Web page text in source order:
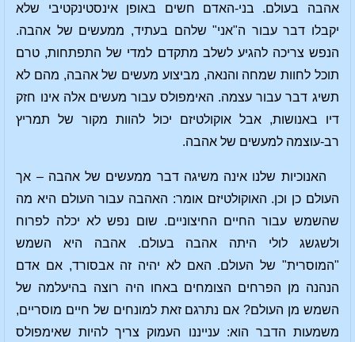
אהבה בעולם. בני-האדם חשים באופן אינסטינקטיבי שלא
יקבלו דבר עבור ה"אני" שלהם בעתיד, ממעשים של אהבה.
הנפש צריכה להגיע לשלב מתקדם למדי של התפתחות, טרם
תוכל לחוות שמחה והנאה, מביצוע מעשים של אהבה, מהם לא
תשיג דבר עבור עצמה. האימפולס עבור מעשים אלה אינו חזק
דיו באנושות, אבל אוקולטיזם יכול להוות מקור של תמריץ
רב-עוצמה למעשים של אהבה.
האנוכיות שלנו אינה משיגה דבר ממעשים של אהבה – אך
העולם כן וכן. האוקולטיזם אומר: האהבה עבור העולם היא מה
שהשמש עבור החיים החיצוניים. שום נפש לא יכלה לפרוח
ולשגשג לולי היתה אהבה בעולם. אהבה היא השמש
"המוסרית" של העולם. האם לא יהיה זה אבסורד, אם אדם
הנהנה מן הפרחים הצומחים באחו היה רוצה בהיעלמה של
השמש מן העולם? אם נתרגם זאת למונחים של חיים מוסריים,
משמעות הדבר הוא: ענייננו העמוק צריך להיות שאימפולס